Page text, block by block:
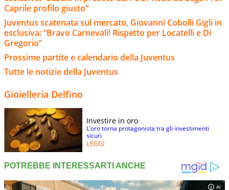
Caprile profilo giusto”
Juventus scatenata sul mercato, Giovanni Cobolli Gigli in
esclusiva: “Bravo Carnevali! Rispetto per Locatelli e Di
Gregorio”
Prossime partite e calendario della Juventus
Tutte le notizie della Juventus
Gioielleria Delfino
Investire in oro
L’oro torna protagonista tra gli investimenti
sicuri
LEGGI